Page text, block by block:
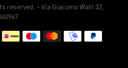
reserved. - Via Giacomo Watt 32,